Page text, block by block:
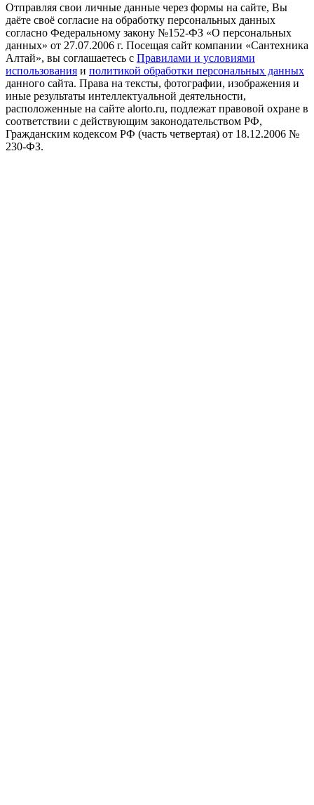
Отправляя свои личные данные через формы на сайте, Вы
даёте своё согласие на обработку персональных данных
согласно Федеральному закону №152-ФЗ «О персональных
данных» от 27.07.2006 г. Посещая сайт компании «Cантехника
Алтай», вы соглашаетесь с Правилами и условиями
использования и политикой обработки персональных данных
данного сайта. Права на тексты, фотографии, изображения и
иные результаты интеллектуальной деятельности,
расположенные на сайте alorto.ru, подлежат правовой охране в
соответствии с действующим законодательством РФ,
Гражданским кодексом РФ (часть четвертая) от 18.12.2006 №
230-ФЗ.